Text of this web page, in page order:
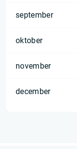
september
oktober
november
december